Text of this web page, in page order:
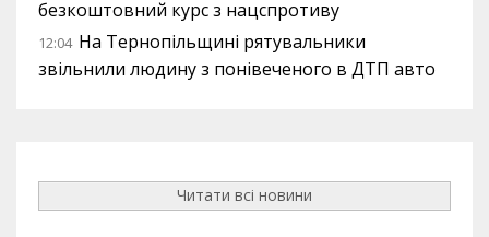
безкоштовний курс з нацспротиву
12:04 На Тернопільщині рятувальники
звільнили людину з понівеченого в ДТП авто
Читати всі новини